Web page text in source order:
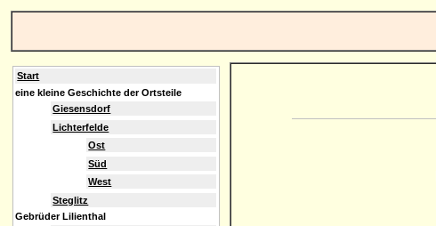
Start
eine kleine Geschichte der Ortsteile
Giesensdorf
Lichterfelde
Ost
Süd
West
Steglitz
Gebrüder Lilienthal